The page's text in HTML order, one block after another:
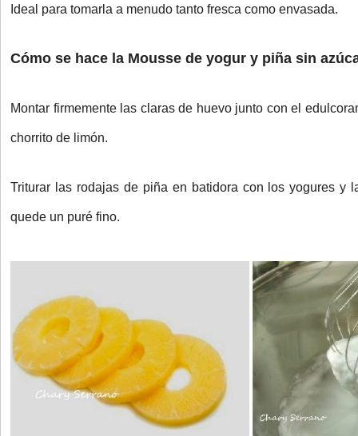
Ideal para tomarla a menudo tanto fresca como envasada.
Cómo se hace la Mousse de yogur y piña sin
Montar firmemente las claras de huevo junto con el
chorrito de limón.
Triturar las rodajas de piña en batidora con los yogures y
quede un puré fino.